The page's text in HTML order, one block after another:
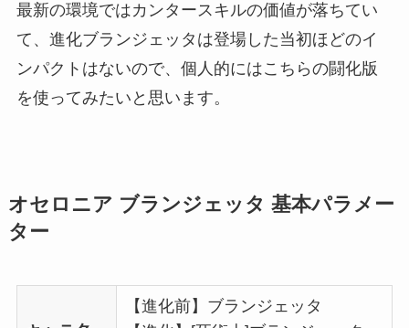
最新の環境ではカンタースキルの価値が落ちてい
て、進化ブランジェッタは登場した当初ほどのイ
ンパクトはないので、個人的にはこちらの闘化版
を使ってみたいと思います。
オセロニア ブランジェッタ 基本パラメー
ター
【進化前】ブランジェッタ